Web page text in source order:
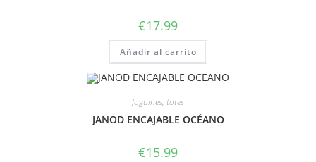
€17.99
Añadir al carrito
Joguines, totes
JANOD ENCAJABLE OCÉANO
€15.99